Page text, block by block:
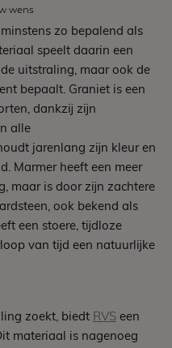
wens
zo bepalend als
speelt daarin een
uitstraling, maar ook de
bepaalt. Graniet is een
dankzij zijn
alle
jarenlang zijn kleur en
Marmer heeft een meer
maar is door zijn zachtere
ook bekend als
een stoere, tijdloze
van tijd een natuurlijke
zoekt, biedt RVS een
materiaal is nagenoeg